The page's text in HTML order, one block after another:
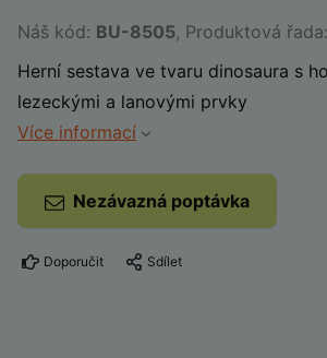
Náš kód: BU-8505, Produktová řada:
Herní sestava ve tvaru dinosaura s
lezeckými a lanovými prvky
Více informací
Nezávazná poptávka
Doporučit Sdílet